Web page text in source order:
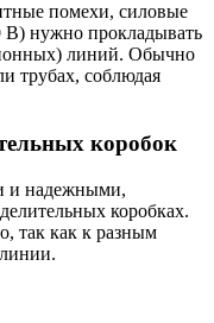
помехи, силовые
В) нужно прокладывать
линий. Обычно
трубах, соблюдая
коробок
и надежными,
коробках.
так как к разным